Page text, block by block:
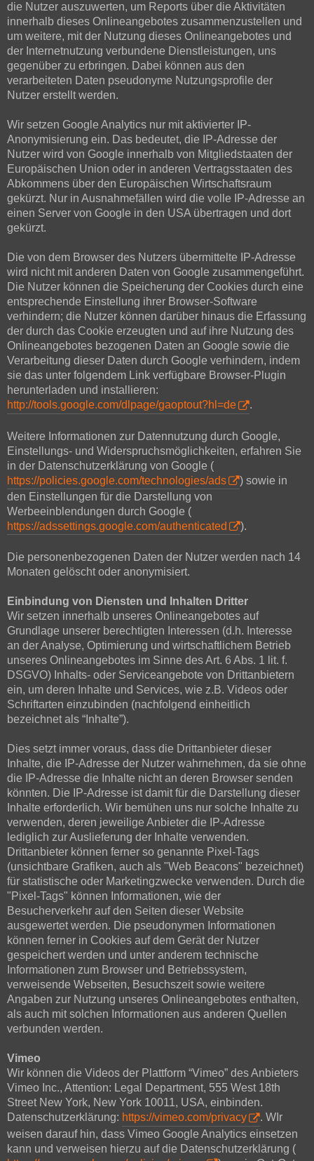
die Nutzer auszuwerten, um Reports über die Aktivitäten
innerhalb dieses Onlineangebotes zusammenzustellen und
um weitere, mit der Nutzung dieses Onlineangebotes und
der Internetnutzung verbundene Dienstleistungen, uns
gegenüber zu erbringen. Dabei können aus den
verarbeiteten Daten pseudonyme Nutzungsprofile der
Nutzer erstellt werden.
Wir setzen Google Analytics nur mit aktivierter IP-
Anonymisierung ein. Das bedeutet, die IP-Adresse der
Nutzer wird von Google innerhalb von Mitgliedstaaten der
Europäischen Union oder in anderen Vertragsstaaten des
Abkommens über den Europäischen Wirtschaftsraum
gekürzt. Nur in Ausnahmefällen wird die volle IP-Adresse an
einen Server von Google in den USA übertragen und dort
gekürzt.
Die von dem Browser des Nutzers übermittelte IP-Adresse
wird nicht mit anderen Daten von Google zusammengeführt.
Die Nutzer können die Speicherung der Cookies durch eine
entsprechende Einstellung ihrer Browser-Software
verhindern; die Nutzer können darüber hinaus die Erfassung
der durch das Cookie erzeugten und auf ihre Nutzung des
Onlineangebotes bezogenen Daten an Google sowie die
Verarbeitung dieser Daten durch Google verhindern, indem
sie das unter folgendem Link verfügbare Browser-Plugin
herunterladen und installieren:
http://tools.google.com/dlpage/gaoptout?hl=de
.
Weitere Informationen zur Datennutzung durch Google,
Einstellungs- und Widerspruchsmöglichkeiten, erfahren Sie
in der Datenschutzerklärung von Google (
https://policies.google.com/technologies/ads
) sowie in
den Einstellungen für die Darstellung von
Werbeeinblendungen durch Google (
https://adssettings.google.com/authenticated
).
Die personenbezogenen Daten der Nutzer werden nach 14
Monaten gelöscht oder anonymisiert.
Einbindung von Diensten und Inhalten Dritter
Wir setzen innerhalb unseres Onlineangebotes auf
Grundlage unserer berechtigten Interessen (d.h. Interesse
an der Analyse, Optimierung und wirtschaftlichem Betrieb
unseres Onlineangebotes im Sinne des Art. 6 Abs. 1 lit. f.
DSGVO) Inhalts- oder Serviceangebote von Drittanbietern
ein, um deren Inhalte und Services, wie z.B. Videos oder
Schriftarten einzubinden (nachfolgend einheitlich
bezeichnet als “Inhalte”).
Dies setzt immer voraus, dass die Drittanbieter dieser
Inhalte, die IP-Adresse der Nutzer wahrnehmen, da sie ohne
die IP-Adresse die Inhalte nicht an deren Browser senden
könnten. Die IP-Adresse ist damit für die Darstellung dieser
Inhalte erforderlich. Wir bemühen uns nur solche Inhalte zu
verwenden, deren jeweilige Anbieter die IP-Adresse
lediglich zur Auslieferung der Inhalte verwenden.
Drittanbieter können ferner so genannte Pixel-Tags
(unsichtbare Grafiken, auch als "Web Beacons" bezeichnet)
für statistische oder Marketingzwecke verwenden. Durch die
"Pixel-Tags" können Informationen, wie der
Besucherverkehr auf den Seiten dieser Website
ausgewertet werden. Die pseudonymen Informationen
können ferner in Cookies auf dem Gerät der Nutzer
gespeichert werden und unter anderem technische
Informationen zum Browser und Betriebssystem,
verweisende Webseiten, Besuchszeit sowie weitere
Angaben zur Nutzung unseres Onlineangebotes enthalten,
als auch mit solchen Informationen aus anderen Quellen
verbunden werden.
Vimeo
Wir können die Videos der Plattform “Vimeo” des Anbieters
Vimeo Inc., Attention: Legal Department, 555 West 18th
Street New York, New York 10011, USA, einbinden.
Datenschutzerklärung: https://vimeo.com/privacy
. WIr
weisen darauf hin, dass Vimeo Google Analytics einsetzen
kann und verweisen hierzu auf die Datenschutzerklärung (